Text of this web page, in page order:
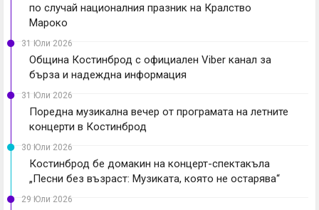
по случай националния празник на Кралство
Мароко
31 Юли 2026
Община Костинброд с официален Viber канал за
бърза и надеждна информация
31 Юли 2026
Поредна музикална вечер от програмата на летните
концерти в Костинброд
30 Юли 2026
Костинброд бе домакин на концерт-спектакъла
„Песни без възраст: Музиката, която не остарява“
29 Юли 2026